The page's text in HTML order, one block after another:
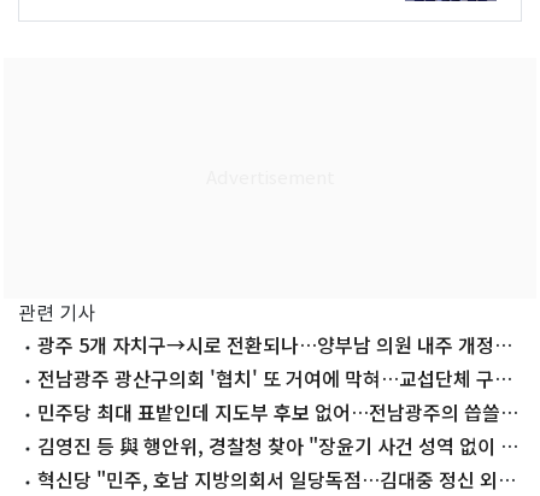
관련 기사
광주 5개 자치구→시로 전환되나…양부남 의원 내주 개정안
발의전남광주 광산구의회 '협치' 또 거여에 막혀…교섭단체 구성
무산민주당 최대 표밭인데 지도부 후보 없어…전남광주의 씁쓸한
전당대회
김영진 등 與 행안위, 경찰청 찾아 "장윤기 사건 성역 없이 수
사" 촉구
혁신당 "민주, 호남 지방의회서 일당독점…김대중 정신 외